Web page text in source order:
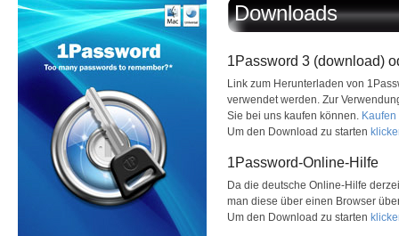
Downloads
1Password 3 (download)
Link zum Herunterladen von
verwendet werden. Zur
Sie bei uns kaufen können. Kaufen
Um den Download zu starten
1Password-Online-Hilfe
Da die deutsche Online-Hilfe
man diese über einen Browser
Um den Download zu starten